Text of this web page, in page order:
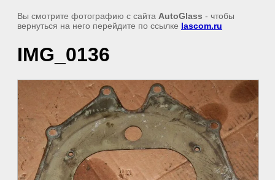
Вы смотрите фотографию с сайта AutoGlass - чтобы
вернуться на него перейдите по ссылке lascom.ru
IMG_0136